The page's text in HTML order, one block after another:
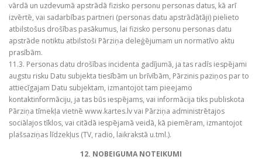
vārdā un uzdevumā apstrādā fizisko personu personas datus, kā arī
izvērtē, vai sadarbības partneri (personas datu apstrādātāji) pielieto
atbilstošus drošības pasākumus, lai fizisko personu personas datu
apstrāde notiktu atbilstoši Pārziņa deleģējumam un normatīvo aktu
prasībām.
11.3. Personas datu drošības incidenta gadījumā, ja tas radīs iespējami
augstu risku Datu subjekta tiesībām un brīvībām, Pārzinis paziņos par to
attiecīgajam Datu subjektam, izmantojot tam pieejamo
kontaktinformāciju, ja tas būs iespējams, vai informācija tiks publiskota
Pārziņa tīmekļa vietnē www.kartes.lv vai Pārziņa administrētajos
sociālajos tīklos, vai citādā iespējamā veidā, kā piemēram, izmantojot
plašsaziņas līdzekļus (TV, radio, laikrakstā u.tml.).
12. NOBEIGUMA NOTEIKUMI